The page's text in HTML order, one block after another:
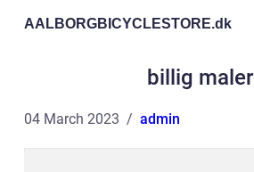
AALBORGBICYCLESTORE.dk
billig maler
04 March 2023 admin